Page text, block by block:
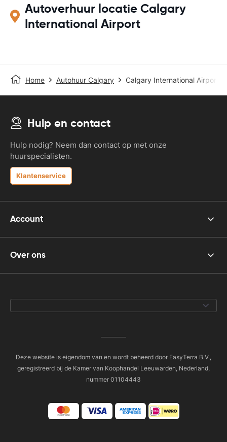
Autoverhuur locatie Calgary
International Airport
Home Autohuur Calgary Calgary International Airport
Hulp en contact
Hulp nodig? Neem dan contact op met onze
huurspecialisten.
Klantenservice
Account
Over ons
Deze website is eigendom van en wordt beheerd door EasyTerra B.V.,
geregistreerd bij de Kamer van Koophandel Leeuwarden, Nederland,
nummer 01104443